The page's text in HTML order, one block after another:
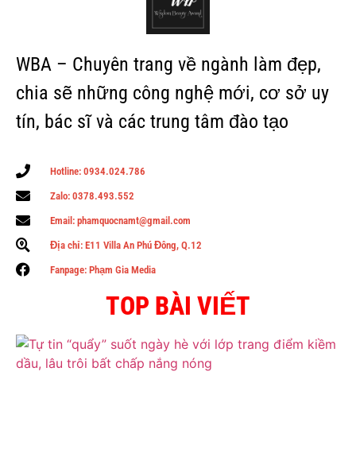
WBA – Chuyên trang về ngành làm đẹp,
chia sẽ những công nghệ mới, cơ sở uy
tín, bác sĩ và các trung tâm đào tạo
Hotline: 0934.024.786
Zalo: 0378.493.552
Email: phamquocnamt@gmail.com
Địa chỉ: E11 Villa An Phú Đông, Q.12
Fanpage: Phạm Gia Media
TOP BÀI VIẾT